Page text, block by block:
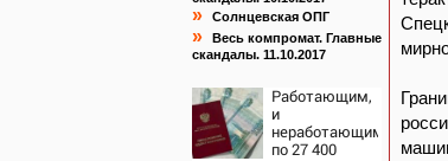
» Солнцевская ОПГ
»
Весь компромат. Главные
скандалы. 11.10.2017
Работающим,
и
неработающим:
по 27 400